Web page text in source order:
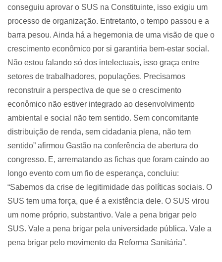
conseguiu aprovar o SUS na Constituinte, isso exigiu um
processo de organização. Entretanto, o tempo passou e a
barra pesou. Ainda há a hegemonia de uma visão de que o
crescimento econômico por si garantiria bem-estar social.
Não estou falando só dos intelectuais, isso graça entre
setores de trabalhadores, populações. Precisamos
reconstruir a perspectiva de que se o crescimento
econômico não estiver integrado ao desenvolvimento
ambiental e social não tem sentido. Sem concomitante
distribuição de renda, sem cidadania plena, não tem
sentido” afirmou Gastão na conferência de abertura do
congresso. E, arrematando as fichas que foram caindo ao
longo evento com um fio de esperança, concluiu:
“Sabemos da crise de legitimidade das políticas sociais. O
SUS tem uma força, que é a existência dele. O SUS virou
um nome próprio, substantivo. Vale a pena brigar pelo
SUS. Vale a pena brigar pela universidade pública. Vale a
pena brigar pelo movimento da Reforma Sanitária”.